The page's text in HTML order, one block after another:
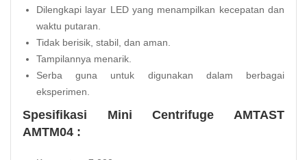
Dilengkapi layar LED yang menampilkan kecepatan dan
waktu putaran.
Tidak berisik, stabil, dan aman.
Tampilannya menarik.
Serba guna untuk digunakan dalam berbagai
eksperimen.
Spesifikasi Mini Centrifuge AMTAST
AMTM04 :